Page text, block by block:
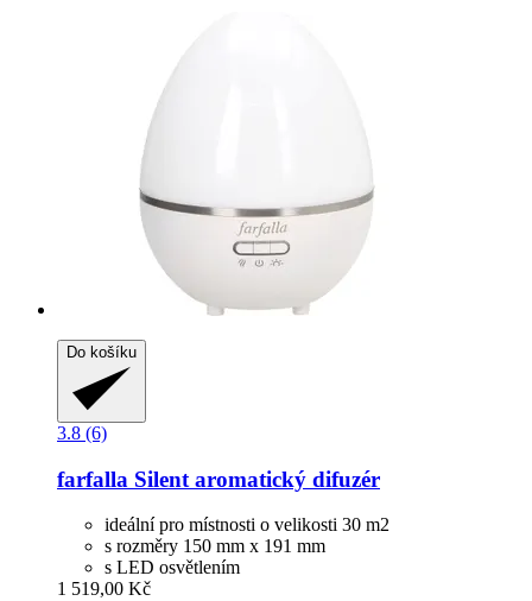
Do košíku
3.8 (6)
farfalla Silent aromatický difuzér
ideální pro místnosti o velikosti 30 m2
s rozměry 150 mm x 191 mm
s LED osvětlením
1 519,00 Kč